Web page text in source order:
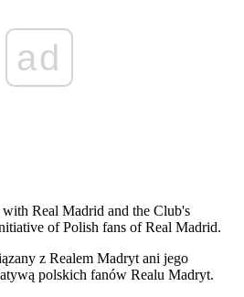
ad
Real Madrid and the Club's
of Polish fans of Real Madrid.
z Realem Madryt ani jego
polskich fanów Realu Madryt.